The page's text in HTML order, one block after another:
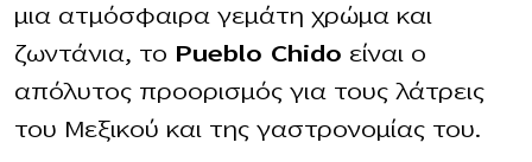
μια ατμόσφαιρα γεμάτη χρώμα και
ζωντάνια, το Pueblo Chido είναι ο
απόλυτος προορισμός για τους λάτρεις
του Μεξικού και της γαστρονομίας του.